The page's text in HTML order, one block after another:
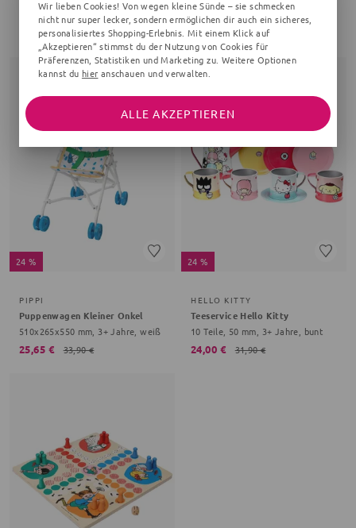
200 Teile, 117x23x8 mm, 18+ Monate, braun
31,55 € 41,90 €
160x110x40 mm, 0+ Monate, bunt
18,89 €
24 %
PIPPI
Puppenwagen Kleiner Onkel
510x265x550 mm, 3+ Jahre, weiß
25,65 € 33,90 €
24 %
HELLO KITTY
Teeservice Hello Kitty
10 Teile, 50 mm, 3+ Jahre, bunt
24,00 € 31,90 €
Wir lieben Cookies! Von wegen kleine Sünde – sie schmecken
nicht nur super lecker, sondern ermöglichen dir auch ein sicheres,
personalisiertes Shopping-Erlebnis. Mit einem Klick auf
„Akzeptieren“ stimmst du der Nutzung von Cookies für
Präferenzen, Statistiken und Marketing zu. Weitere Optionen
kannst du hier anschauen und verwalten.
ALLE AKZEPTIEREN